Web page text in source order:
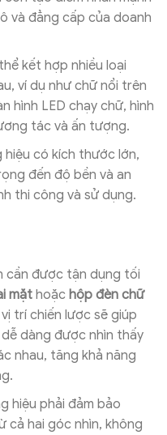
và đẳng cấp của doanh
kết hợp nhiều loại
ví dụ như chữ nổi trên
hình LED chạy chữ, hình
tác và ấn tượng.
có kích thước lớn,
đến độ bền và an
thi công và sử dụng.
cần được tận dụng tối
mặthoặc hộp đèn chữ
trí chiến lược sẽ giúp
dàng được nhìn thấy
nhau, tăng khả năng
hiệu phải đảm bảo
cả hai góc nhìn, không